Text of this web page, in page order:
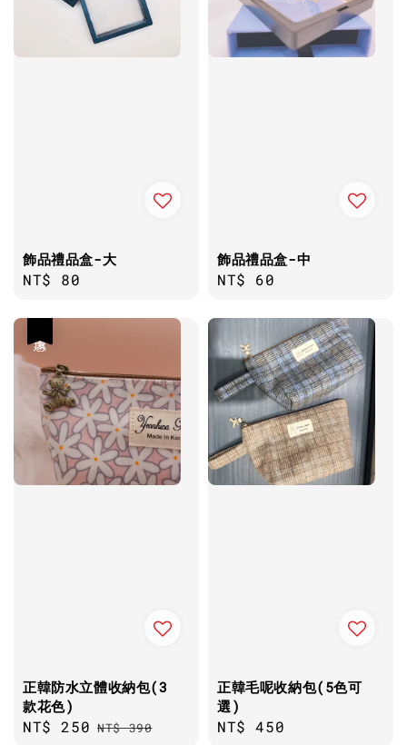
飾品禮品盒-大
Regular
NT$ 80
飾品禮品盒-中
Regular
NT$ 60
正韓防水立體收納包(3
款花色)
Sale
NT$ 250 Regular
NT$ 390
正韓毛呢收納包(5色可
選)
Regular
NT$ 450